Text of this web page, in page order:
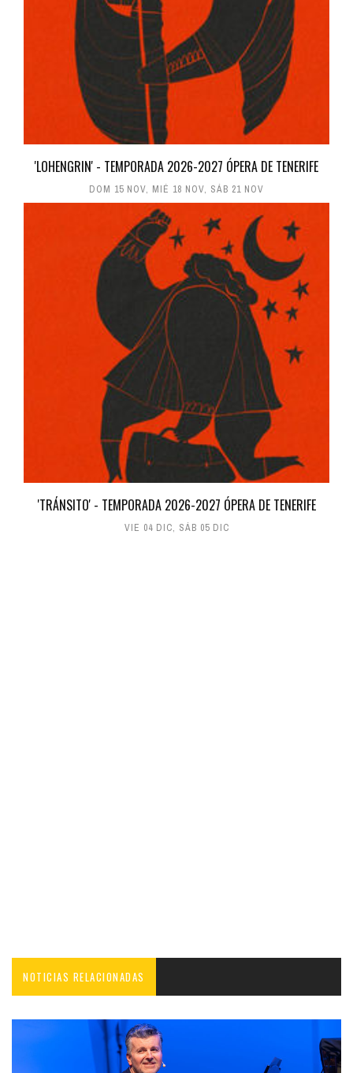
'LOHENGRIN' - TEMPORADA 2026-2027 ÓPERA DE TENERIFE
DOM 15 NOV, MIÉ 18 NOV, SÁB 21 NOV
'TRÁNSITO' - TEMPORADA 2026-2027 ÓPERA DE TENERIFE
VIE 04 DIC, SÁB 05 DIC
NOTICIAS RELACIONADAS